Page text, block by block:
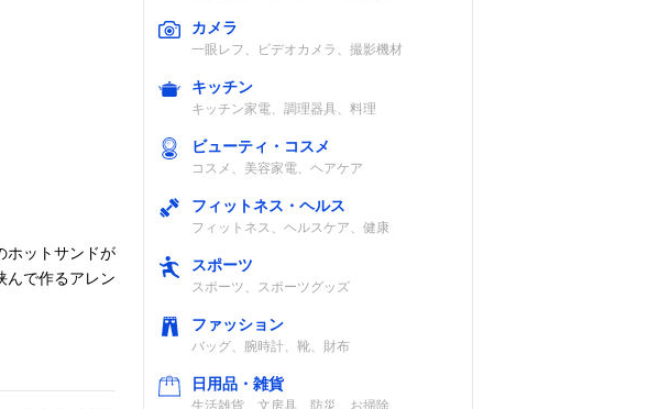
ホットサンドが
んで作るアレン
カメラ
一眼レフ、ビデオカメラ、撮影機材
キッチン
キッチン家電、調理器具、料理
ビューティ・コスメ
コスメ、美容家電、ヘアケア
フィットネス・ヘルス
フィットネス、ヘルスケア、健康
スポーツ
スポーツ、スポーツグッズ
ファッション
バッグ、腕時計、靴、財布
日用品・雑貨